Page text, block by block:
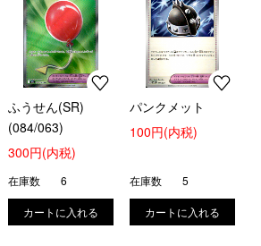
ふうせん(SR)
(084/063)
300円(内税)
在庫数 6
パンクメット
100円(内税)
在庫数 5